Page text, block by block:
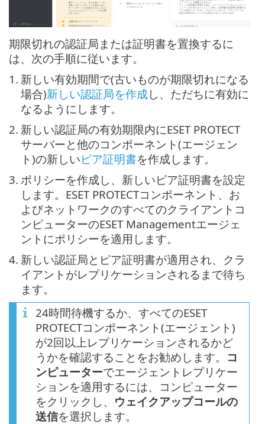
期限切れの認証局または証明書を置換するに
は、次の手順に従います。
1. 新しい有効期間で(古いものが期限切れになる
場合)新しい認証局を作成し、ただちに有効に
なるようにします。
2. 新しい認証局の有効期限内にESET PROTECT
サーバーと他のコンポーネント(エージェン
ト)の新しいピア証明書を作成します。
3. ポリシーを作成し、新しいピア証明書を設定
します。ESET PROTECTコンポーネント、お
よびネットワークのすべてのクライアントコ
ンピューターのESET Managementエージェ
ントにポリシーを適用します。
4. 新しい認証局とピア証明書が適用され、クラ
イアントがレプリケーションされるまで待ち
ます。
24時間待機するか、すべてのESET
PROTECTコンポーネント(エージェント)
が2回以上レプリケーションされるかど
うかを確認することをお勧めします。 コ
ンピューターでエージェントレプリケー
ションを適用するには、コンピューター
をクリックし、 ウェイクアップコールの
送信を選択します。